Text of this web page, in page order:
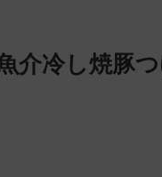
介冷し焼豚